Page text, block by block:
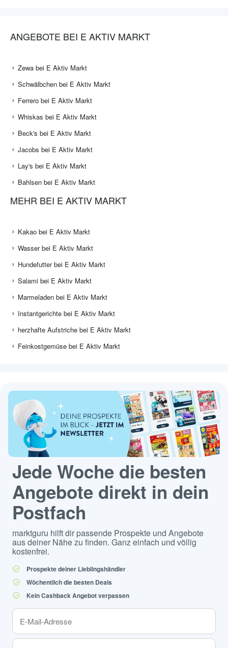
ANGEBOTE BEI E AKTIV MARKT
Zewa bei E Aktiv Markt
Schwälbchen bei E Aktiv Markt
Ferrero bei E Aktiv Markt
Whiskas bei E Aktiv Markt
Beck's bei E Aktiv Markt
Jacobs bei E Aktiv Markt
Lay's bei E Aktiv Markt
Bahlsen bei E Aktiv Markt
MEHR BEI E AKTIV MARKT
Kakao bei E Aktiv Markt
Wasser bei E Aktiv Markt
Hundefutter bei E Aktiv Markt
Salami bei E Aktiv Markt
Marmeladen bei E Aktiv Markt
Instantgerichte bei E Aktiv Markt
herzhafte Aufstriche bei E Aktiv Markt
Feinkostgemüse bei E Aktiv Markt
Jede Woche die besten
Angebote direkt in dein
Postfach
marktguru hilft dir passende Prospekte und Angebote
aus deiner Nähe zu finden. Ganz einfach und völlig
kostenfrei.
Prospekte deiner Lieblingshändler
Wöchentlich die besten Deals
Kein Cashback Angebot verpassen